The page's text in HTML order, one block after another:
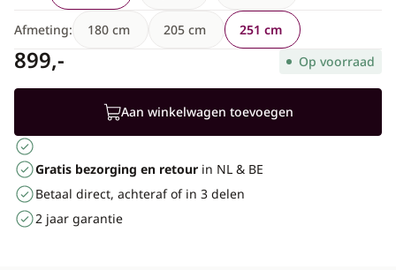
Afmeting: 180 cm 205 cm 251 cm
899,- Op voorraad
Aan winkelwagen toevoegen
Gratis bezorging en retour in NL & BE
Betaal direct, achteraf of in 3 delen
2 jaar garantie